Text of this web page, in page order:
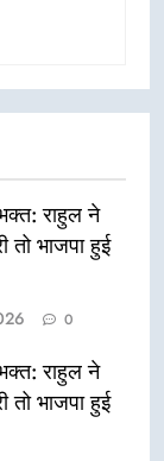
राहुल ने
तो भाजपा हुई
0
राहुल ने
तो भाजपा हुई